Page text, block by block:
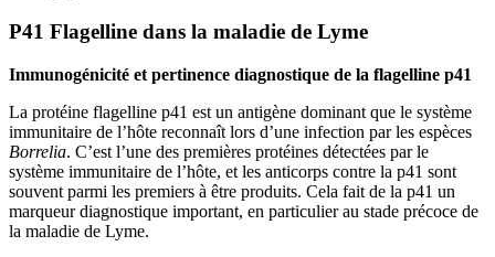
P41 Flagelline dans la maladie de Lyme
Immunogénicité et pertinence diagnostique de la flagelline p41
La protéine flagelline p41 est un antigène dominant que le système
immunitaire de l’hôte reconnaît lors d’une infection par les espèces
Borrelia. C’est l’une des premières protéines détectées par le
système immunitaire de l’hôte, et les anticorps contre la p41 sont
souvent parmi les premiers à être produits. Cela fait de la p41 un
marqueur diagnostique important, en particulier au stade précoce de
la maladie de Lyme.